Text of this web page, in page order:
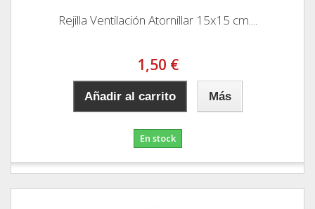
Rejilla Ventilación Atornillar 15x15 cm....
1,50 €
Añadir al carrito Más
En stock